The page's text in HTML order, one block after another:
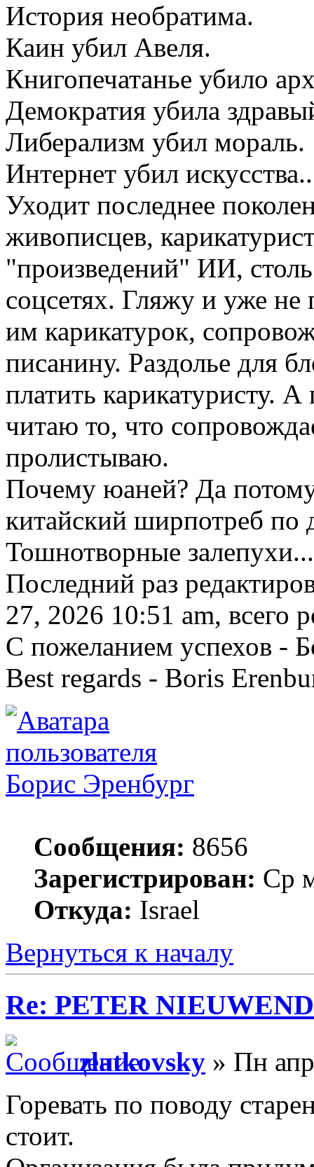
История необратима.
Каин убил Авеля.
Книгопечатанье убило
Демократия убила
Либерализм убил мораль.
Интернет убил
Уходит последнее
живописцев,
"произведений" ИИ,
соцсетях. Гляжу и уже
им карикатурок,
писанину. Раздолье для
платить карикатуристу.
читаю то, что
пролистываю.
Почему юаней? Да
китайский ширпотреб по
Тошнотворные залепухи...
Последний раз
27, 2026 10:51 am, всего
С пожеланием успехов -
Best regards - Boris
Борис Эренбург
Сообщения: 8656
Зарегистрирован: Ср
Откуда: Israel
Вернуться к началу
Re: PETER
zlatkovsky » Пн
Горевать по поводу
стоит.